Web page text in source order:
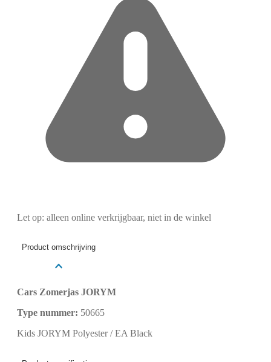
Let op: alleen online verkrijgbaar, niet in de winkel
Product omschrijving
Cars Zomerjas JORYM
Type nummer: 50665
Kids JORYM Polyester / EA Black